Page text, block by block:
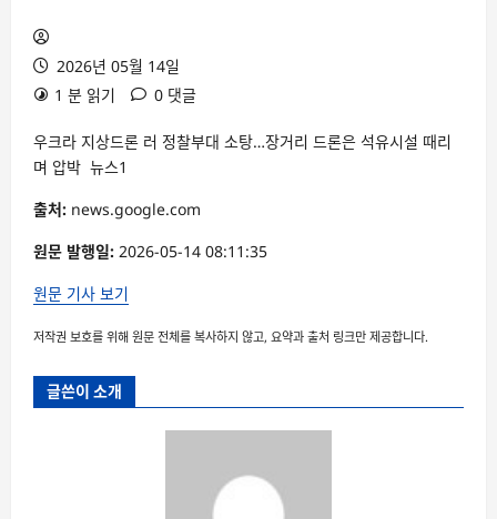
2026년 05월 14일
1 분 읽기
0 댓글
우크라 지상드론 러 정찰부대 소탕…장거리 드론은 석유시설 때리
며 압박 뉴스1
출처: news.google.com
원문 발행일: 2026-05-14 08:11:35
원문 기사 보기
저작권 보호를 위해 원문 전체를 복사하지 않고, 요약과 출처 링크만 제공합니다.
글쓴이 소개